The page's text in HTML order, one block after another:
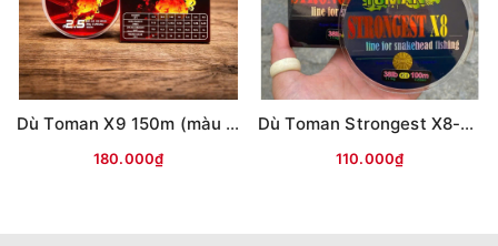
Dù Toman X9 150m (màu ĐỎ)
180.000₫
Dù Toman Strongest X8-100m (màu vàng)
110.000₫